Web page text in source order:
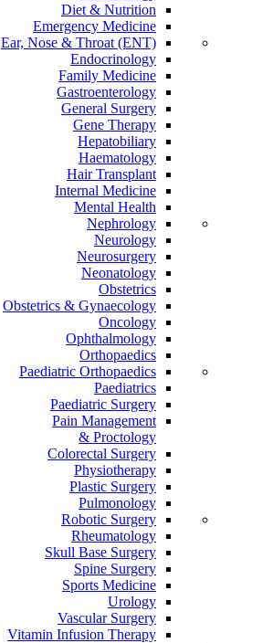
Diet & Nutrition
Emergency Medicine
Ear, Nose & Throat (ENT)
Endocrinology
Family Medicine
Gastroenterology
General Surgery
Gene Therapy
Hepatobiliary
Haematology
Hair Transplant
Internal Medicine
Mental Health
Nephrology
Neurology
Neurosurgery
Neonatology
Obstetrics
Obstetrics & Gynaecology
Oncology
Ophthalmology
Orthopaedics
Paediatric Orthopaedics
Paediatrics
Paediatric Surgery
Pain Management
Proctology &
Colorectal Surgery
Physiotherapy
Plastic Surgery
Pulmonology
Robotic Surgery
Rheumatology
Skull Base Surgery
Spine Surgery
Sports Medicine
Urology
Vascular Surgery
Vitamin Infusion Therapy